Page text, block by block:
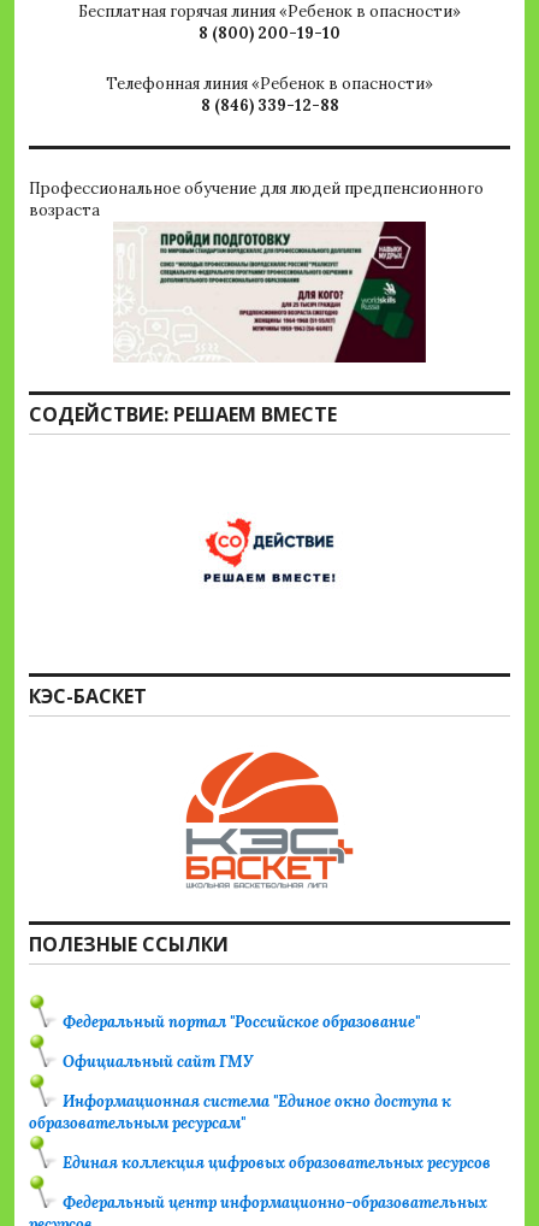
Бесплатная горячая линия «Ребенок в опасности»
8 (800) 200-19-10
Телефонная линия «Ребенок в опасности»
8 (846) 339-12-88
Профессиональное обучение для людей предпенсионного
возраста
СОДЕЙСТВИЕ: РЕШАЕМ ВМЕСТЕ
КЭС-БАСКЕТ
ПОЛЕЗНЫЕ ССЫЛКИ
Федеральный портал "Российское образование"
Официальный сайт ГМУ
Информационная система "Единое окно доступа к
образовательным ресурсам"
Единая коллекция цифровых образовательных ресурсов
Федеральный центр информационно-образовательных